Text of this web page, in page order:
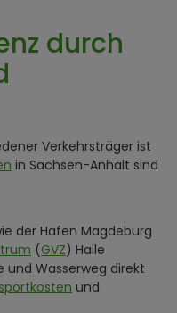
durch
Verkehrsträger ist
in Sachsen-Anhalt sind
der Hafen Magdeburg
(GVZ) Halle
und Wasserweg direkt
und